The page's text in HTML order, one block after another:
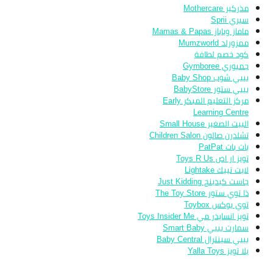
مذركير Mothercare
سبري Sprii
ماماز وباباز Mamas & Papas
ممزورلد Mumzworld
كود خصم لطافة
جمبوري Gymboree
بيبي شوب Baby Shop
بيبي ستور BabyStore
مركز التعليم المبكر Early
Learning Centre
البيت الصغير Small House
تشلدرن صالون Children Salon
بات بات PatPat
تويز ار اص Toys R Us
لايت تييك Lightake
جاست كيدينج Just Kidding
ذا توي ستور The Toy Store
توي بوكس Toybox
تويز انسايدر مي Toys Insider Me
سمارت بيبي Smart Baby
بيبي سينترال Baby Central
يلا تويز Yalla Toys